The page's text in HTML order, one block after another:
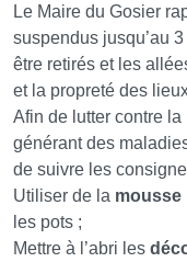
Le Maire du Gosier
suspendus jusqu’au
être retirés et les
et la propreté des
Afin de lutter contre
générant des
de suivre les
Utiliser de la mousse
les pots ;
Mettre à l’abri les